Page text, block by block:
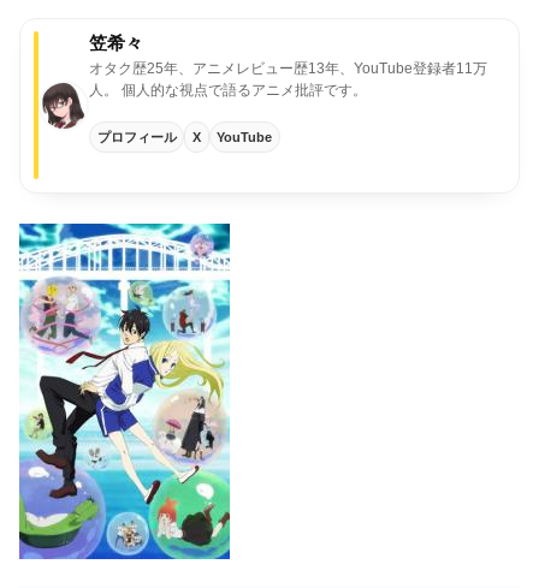
笠希々
オタク歴25年、アニメレビュー歴13年、YouTube登録者11万
人。
個人的な視点で語るアニメ批評です。
プロフィール X YouTube